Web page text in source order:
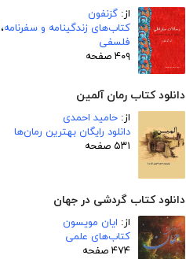
از: گزنفون
کتاب‌های زندگینامه و سفرنامه،
فلسفی
۴۰۹ صفحه
دانلود کتاب رمان آلمین
از: حامید احمدی
دانلود رایگان بهترین رمان‌ها
۵۳۱ صفحه
دانلود کتاب گردشی در جهان
از: ایان مویسون
کتاب‌های علمی
۴۷۴ صفحه